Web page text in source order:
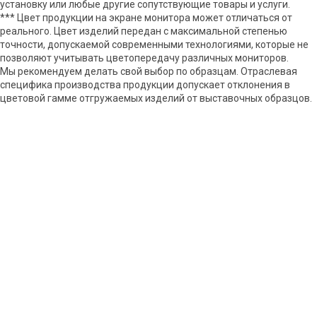
установку или любые другие сопутствующие товары и услуги.
*** Цвет продукции на экране монитора может отличаться от
реального. Цвет изделий передан с максимальной степенью
точности, допускаемой современными технологиями, которые не
позволяют учитывать цветопередачу различных мониторов.
Мы рекомендуем делать свой выбор по образцам. Отраслевая
специфика производства продукции допускает отклонения в
цветовой гамме отгружаемых изделий от выставочных образцов.